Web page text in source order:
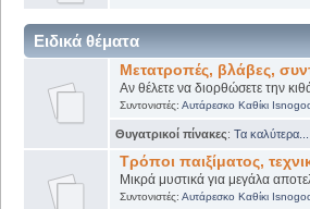
Ειδικά θέματα
Μετατροπές, βλάβες,
Αν θέλετε να διορθώσετε την
Συντονιστές: Αυτάρεσκο Καθίκι
Θυγατρικοί πίνακες: Τα καλύτερα...
Τρόποι παιξίματος,
Μικρά μυστικά για μεγάλα
Συντονιστές: Αυτάρεσκο Καθίκι